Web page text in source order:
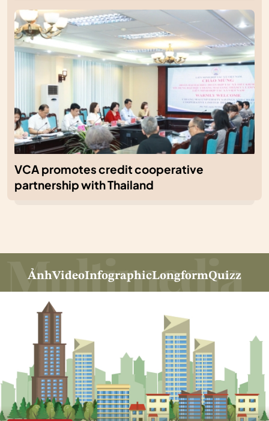
VCA promotes credit cooperative
partnership with Thailand
ẢnhVideoInfographicLongformQuizz